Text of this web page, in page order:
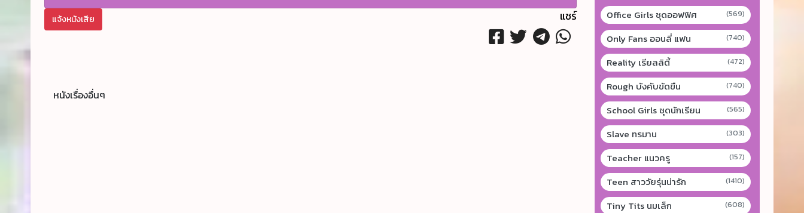
แจ้งหนังเสีย แชร์
หนังเรื่องอื่นๆ
Office Girls ชุดออฟฟิศ (569)
Only Fans ออนลี่ แฟน (740)
Reality เรียลลิตี้ (472)
Rough บังคับขัดขืน (740)
School Girls ชุดนักเรียน (565)
Slave ทรมาน (303)
Teacher แนวครู (157)
Teen สาววัยรุ่นน่ารัก (1410)
Tiny Tits นมเล็ก (608)